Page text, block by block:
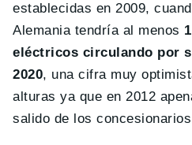
establecidas en 2009,
Alemania tendría al menos
eléctricos circulando por
2020, una cifra muy
alturas ya que en 2012
salido de los